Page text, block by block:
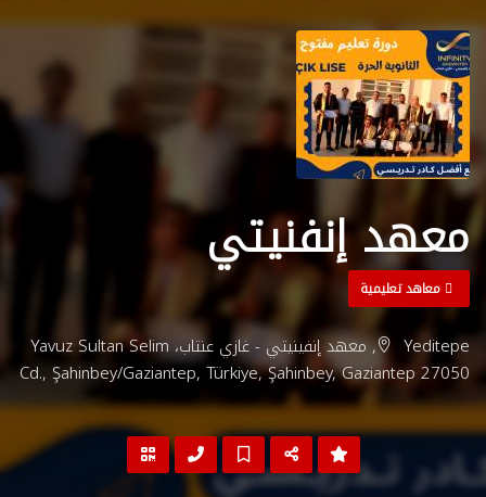
معهد إنفنيتي
معاهد تعليمية
Yeditepe, معهد إنفينيتي - غازي عنتاب، Yavuz Sultan Selim
Cd., Şahinbey/Gaziantep, Türkiye, Şahinbey, Gaziantep 27050